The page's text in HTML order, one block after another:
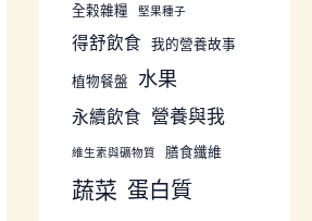
全榖雜糧 堅果種子
得舒飲食 我的營養故事
植物餐盤 水果
永續飲食 營養與我
維生素與礦物質 膳食纖維
蔬菜 蛋白質